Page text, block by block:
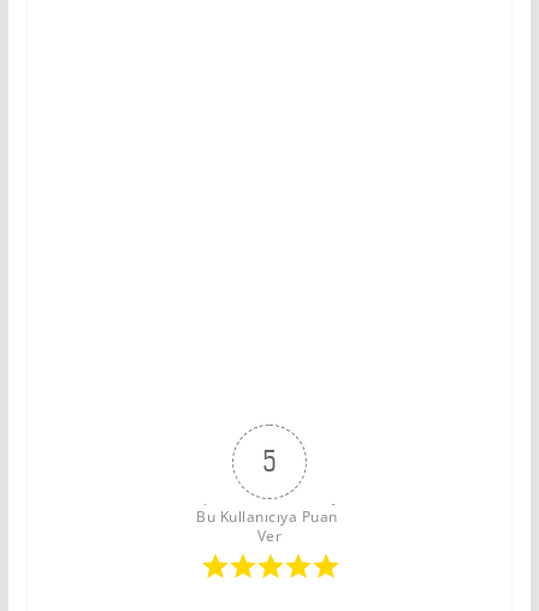
5
Bu Kullanıcıya Puan
Ver